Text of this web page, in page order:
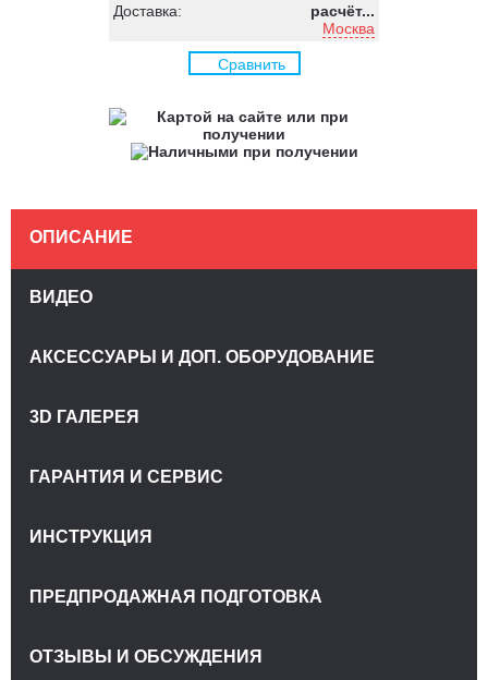
Доставка:
расчёт...
Москва
Сравнить
ОПИСАНИЕ
ВИДЕО
АКСЕССУАРЫ И ДОП. ОБОРУДОВАНИЕ
3D ГАЛЕРЕЯ
ГАРАНТИЯ И СЕРВИС
ИНСТРУКЦИЯ
ПРЕДПРОДАЖНАЯ ПОДГОТОВКА
ОТЗЫВЫ И ОБСУЖДЕНИЯ